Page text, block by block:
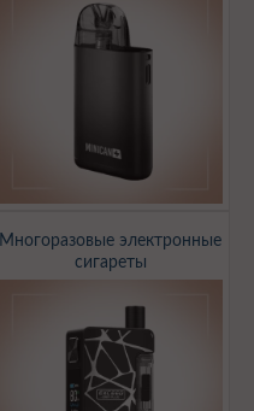
Многоразовые электронные
сигареты